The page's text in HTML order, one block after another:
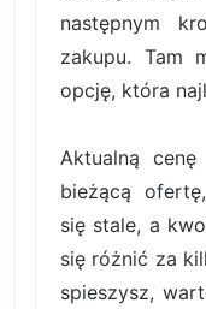
następnym
zakupu. Tam
opcję, która
Aktualną
bieżącą
się stale, a
się różnić za
spieszysz,